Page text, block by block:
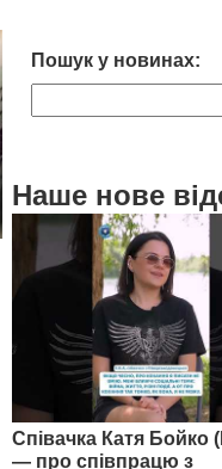
Пошук у новинах:
Наше нове
Співачка Катя Бойко
— про співпрацю з